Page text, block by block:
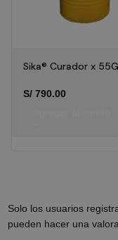
Sika® Curador x
S/790.00
Solo los usuarios
pueden hacer una